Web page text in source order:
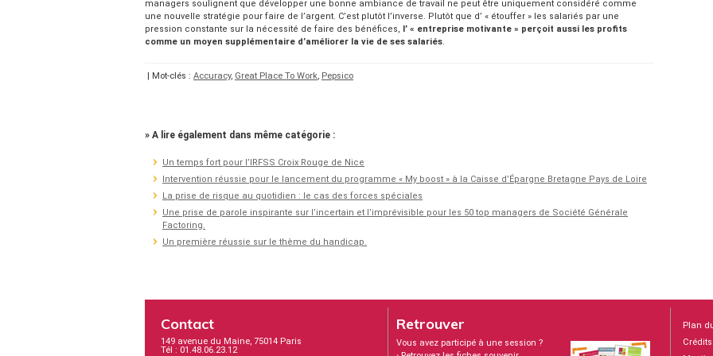
managers soulignent que développer une bonne ambiance de travail ne peut être uniquement considéré comme
une nouvelle stratégie pour faire de l’argent. C’est plutôt l’inverse. Plutôt que d’ « étouffer » les salariés par une
pression constante sur la nécessité de faire des bénéfices, l’ « entreprise motivante » perçoit aussi les profits
comme un moyen supplémentaire d’améliorer la vie de ses salariés.
| Mot-clés : Accuracy, Great Place To Work Pepsico
» A lire également dans même catégorie :
Un temps fort pour l’IRFSS Croix Rouge de Nice
Intervention réussie pour le lancement du programme « My boost » à la Caisse d’Épargne Bretagne Pays de Loire
La prise de risque au quotidien : le cas des forces spéciales
Une prise de parole inspirante sur l’incertain et l’imprévisible pour les 50 top managers de Société Générale
Factoring.
Un première réussie sur le thème du handicap.
Contact
149 avenue du Maine, 75014 Paris
Tél : 01.48.06.23.12
Retrouver
Vous avez participé à une session ?
Plan
Crédits